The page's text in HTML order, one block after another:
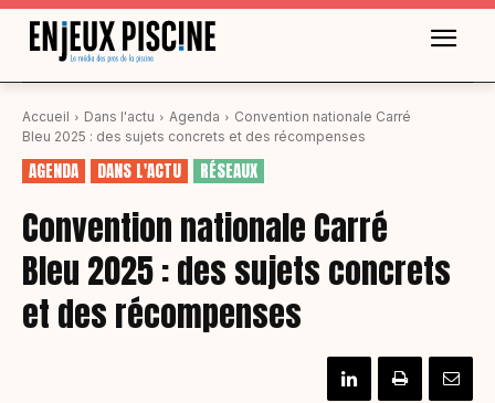
Accueil Dans l'actu Agenda
Convention nationale Carré
Bleu 2025 : des sujets concrets et des récompenses
AGENDA DANS L'ACTU RÉSEAUX
Convention nationale Carré
Bleu 2025 : des sujets concrets
et des récompenses